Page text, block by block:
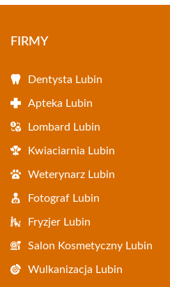
FIRMY
Dentysta Lubin
Apteka Lubin
Lombard Lubin
Kwiaciarnia Lubin
Weterynarz Lubin
Fotograf Lubin
Fryzjer Lubin
Salon Kosmetyczny Lubin
Wulkanizacja Lubin